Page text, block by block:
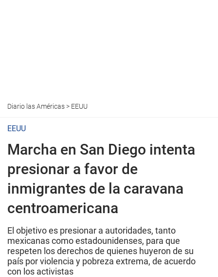
Diario las Américas> EEUU
EEUU
Marcha en San Diego intenta
presionar a favor de
inmigrantes de la caravana
centroamericana
El objetivo es presionar a autoridades, tanto
mexicanas como estadounidenses, para que
respeten los derechos de quienes huyeron de su
país por violencia y pobreza extrema, de acuerdo
con los activistas